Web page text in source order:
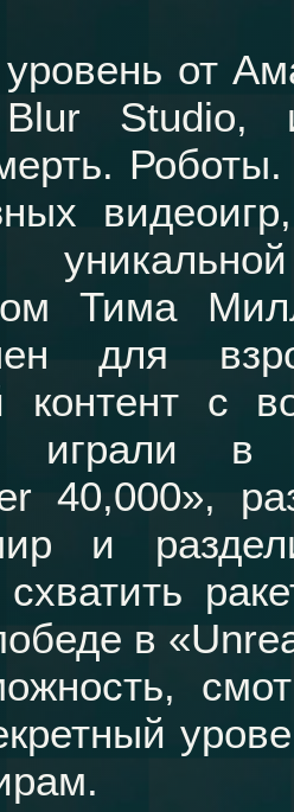
от
Studio,
Тима
для
контент с
играли в
40,000»,
и
в